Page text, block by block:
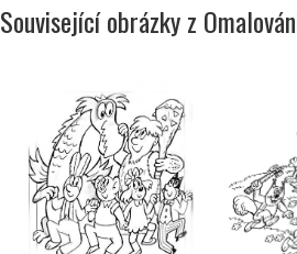
Související obrázky z